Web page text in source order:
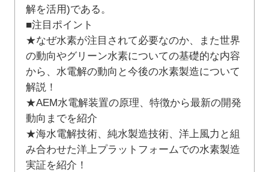
解を活用)である。
■注目ポイント
★なぜ水素が注目されて必要なのか、また世界
の動向やグリーン水素についての基礎的な内容
から、水電解の動向と今後の水素製造について
解説！
★AEM水電解装置の原理、特徴から最新の開発
動向までを紹介
★海水電解技術、純水製造技術、洋上風力と組
み合わせた洋上プラットフォームでの水素製造
実証を紹介！